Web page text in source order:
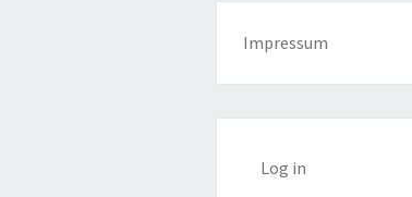
Impressum
Log in